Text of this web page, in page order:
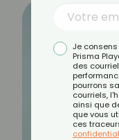
Je
Prisma
des
pourrons
courriels,
ainsi que
que vous
ces